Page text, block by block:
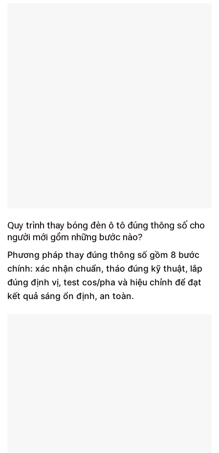
Quy trình thay bóng đèn ô tô đúng thông số cho
người mới gồm những bước nào?
Phương pháp thay đúng thông số gồm 8 bước
chính: xác nhận chuẩn, tháo đúng kỹ thuật, lắp
đúng định vị, test cos/pha và hiệu chỉnh để đạt
kết quả sáng ổn định, an toàn.